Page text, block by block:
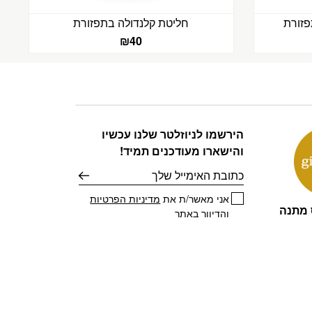
חליטת קלנדולה בתפזורת
₪40
הירשמו לניוזלטר שלנו עכשיו
והישארו מעודכנים תמיד!
דוא׳׳ל
אני מאשר/ת את מדיניות הפרטיות
והדיוור באתר
מתנה